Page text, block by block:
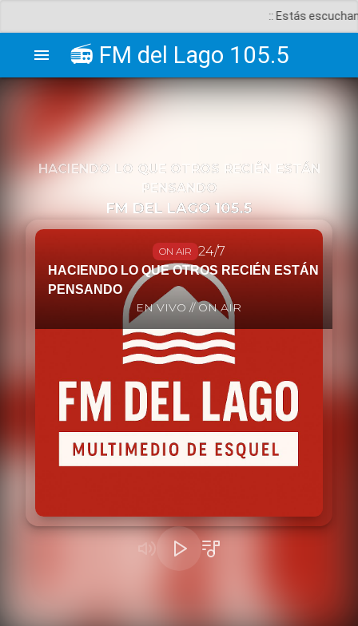
:: Estás escuchando :: - FM del Lago
📻 FM del Lago 105.5
menu